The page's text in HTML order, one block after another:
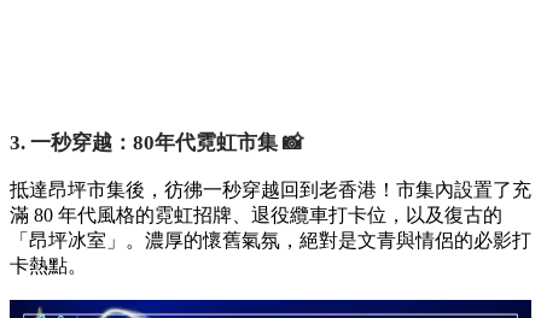
3. 一秒穿越：80年代霓虹市集 📸
抵達昂坪市集後，彷彿一秒穿越回到老香港！市集內設置了充
滿 80 年代風格的霓虹招牌、退役纜車打卡位，以及復古的
「昂坪冰室」。濃厚的懷舊氣氛，絕對是文青與情侶的必影打
卡熱點。